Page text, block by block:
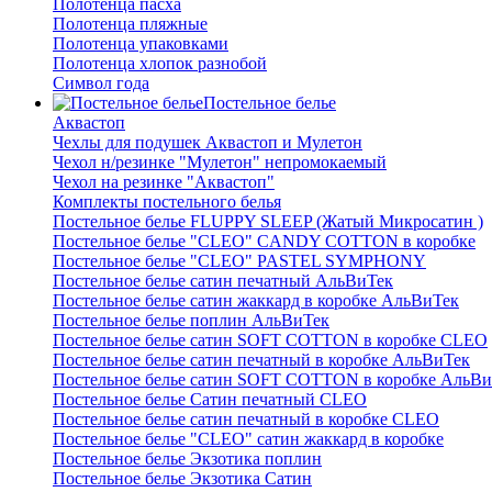
Полотенца пасха
Полотенца пляжные
Полотенца упаковками
Полотенца хлопок разнобой
Символ года
Постельное белье
Аквастоп
Чехлы для подушек Аквастоп и Мулетон
Чехол н/резинке "Мулетон" непромокаемый
Чехол на резинке "Аквастоп"
Комплекты постельного белья
Постельное белье FLUPPY SLEEP (Жатый Микросатин )
Постельное белье "CLEO" CANDY COTTON в коробке
Постельное белье "CLEO" PASTEL SYMPHONY
Постельное белье сатин печатный АльВиТек
Постельное белье сатин жаккард в коробке АльВиТек
Постельное белье поплин АльВиТек
Постельное белье сатин SOFT COTTON в коробке CLEO
Постельное белье сатин печатный в коробке АльВиТек
Постельное белье сатин SOFT COTTON в коробке
Постельное белье Сатин печатный CLEO
Постельное белье сатин печатный в коробке CLEO
Постельное белье "CLEO" сатин жаккард в коробке
Постельное белье Экзотика поплин
Постельное белье Экзотика Сатин